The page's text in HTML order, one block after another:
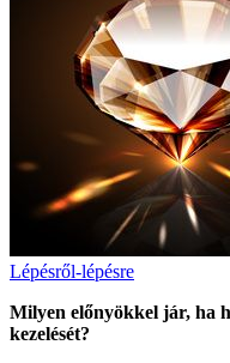
Lépésről-lépésre
Milyen előnyökkel jár, ha
kezelését?